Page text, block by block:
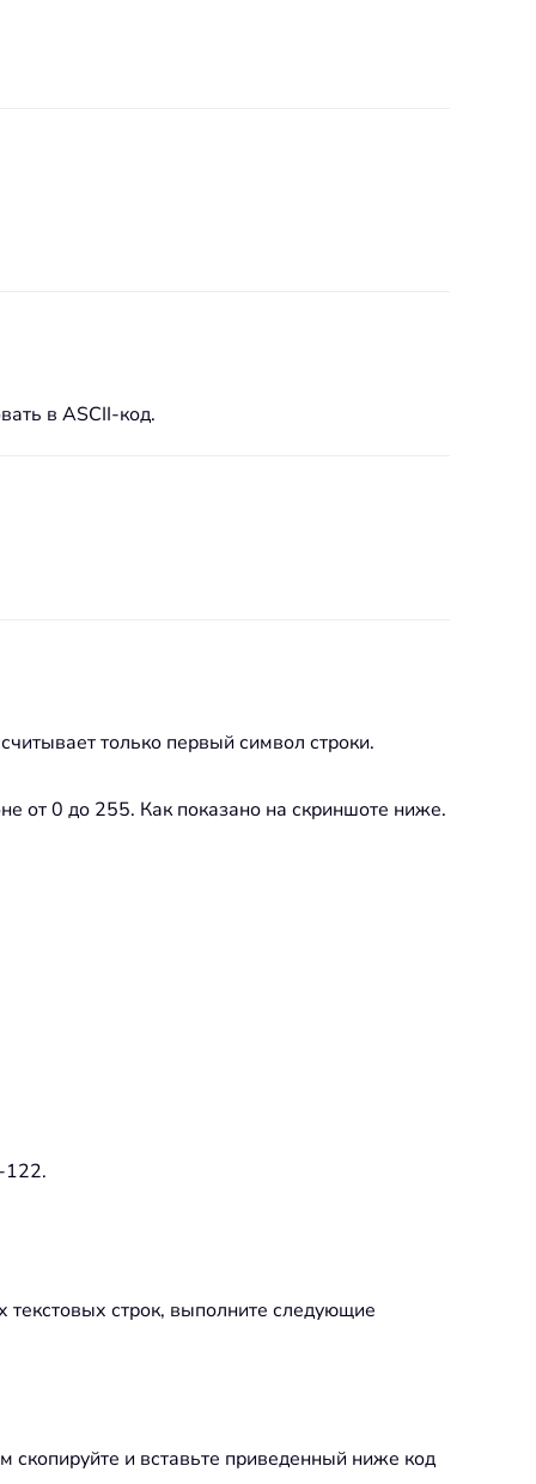
в ASCII-код.
только первый символ строки.
от 0 до 255. Как показано на скриншоте ниже.
122.
строк, выполните следующие
и вставьте приведенный ниже код